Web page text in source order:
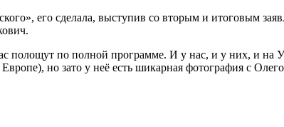
его сделала, выступив со вторым и итоговым
полощут по полной программе. И у нас, и у них, и на
но зато у неё есть шикарная фотография с